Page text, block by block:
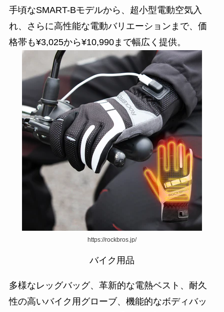
手頃なSMART-Bモデルから、超小型電動空気入
れ、さらに高性能な電動バリエーションまで、価
格帯も¥3,025から¥10,990まで幅広く提供。
https://rockbros.jp/
バイク用品
多様なレッグバッグ、革新的な電熱ベスト、耐久
性の高いバイク用グローブ、機能的なボディバッ